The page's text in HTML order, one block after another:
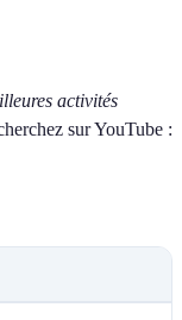
activités
sur YouTube :